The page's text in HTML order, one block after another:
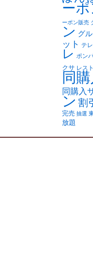
ー
ーポン販売
ン グ
ット テ
レ ポン
クサ レス
同購
同購入
ン 割
完売 抽選
放題